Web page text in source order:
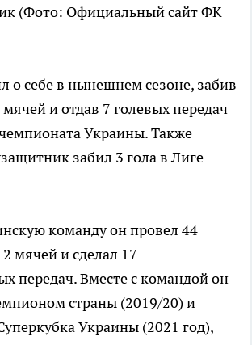
(Фото: Официальный сайт ФК
о себе в нынешнем сезоне, забив
и отдав 7 голевых передач
Украины. Также
забил 3 гола в Лиге
команду он провел 44
мячей и сделал 17
передач. Вместе с командой он
страны (2019/20) и
Украины (2021 год),